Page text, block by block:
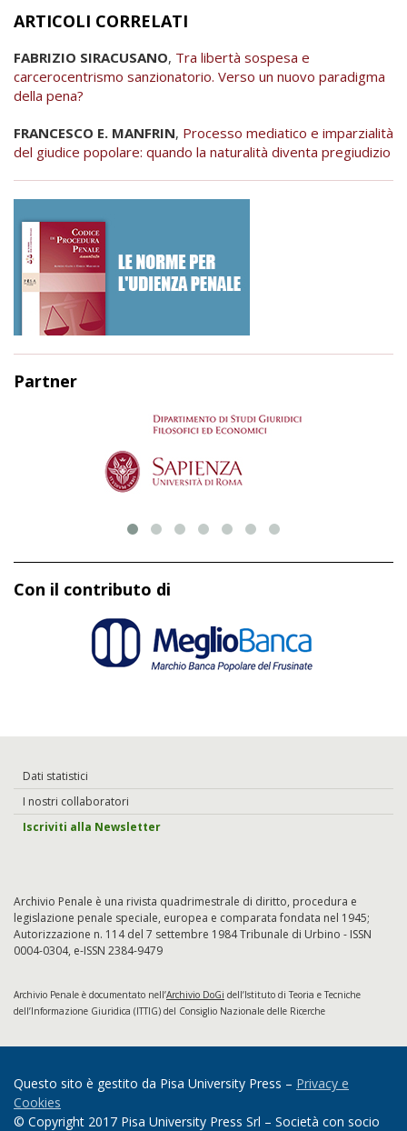
ARTICOLI CORRELATI
FABRIZIO SIRACUSANO, Tra libertà sospesa e
carcerocentrismo sanzionatorio. Verso un nuovo paradigma
della pena?
FRANCESCO E. MANFRIN, Processo mediatico e imparzialità
del giudice popolare: quando la naturalità diventa pregiudizio
Partner
Con il contributo di
Dati statistici
I nostri collaboratori
Iscriviti alla Newsletter
Archivio Penale è una rivista quadrimestrale di diritto, procedura e
legislazione penale speciale, europea e comparata fondata nel 1945;
Autorizzazione n. 114 del 7 settembre 1984 Tribunale di Urbino - ISSN
0004-0304, e-ISSN 2384-9479
Archivio Penale è documentato nell’Archivio DoGi dell’Istituto di Teoria e Tecniche
dell’Informazione Giuridica (ITTIG) del Consiglio Nazionale delle Ricerche
Questo sito è gestito da Pisa University Press – Privacy e
Cookies
© Copyright 2017 Pisa University Press Srl – Società con socio